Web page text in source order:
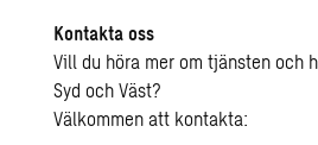
Kontakta oss
Vill du höra mer om tjänsten och
Syd och Väst?
Välkommen att kontakta: